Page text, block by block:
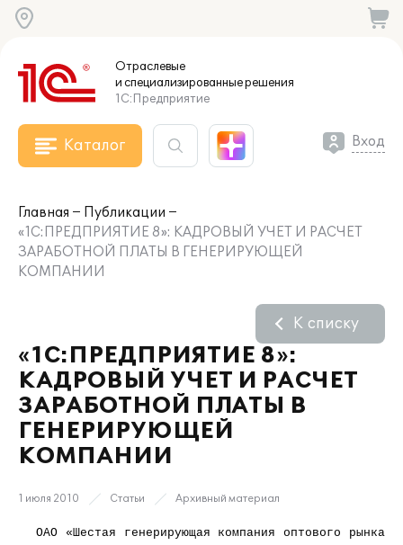
Отраслевые
и специализированныерешения
1С:Предприятие
Каталог Вход
Главная
Публикации
«1С:ПРЕДПРИЯТИЕ 8»: КАДРОВЫЙ УЧЕТ И РАСЧЕТ
ЗАРАБОТНОЙ ПЛАТЫ В ГЕНЕРИРУЮЩЕЙ
КОМПАНИИ
«1С:ПРЕДПРИЯТИЕ 8»:
КАДРОВЫЙ УЧЕТ И РАСЧЕТ
ЗАРАБОТНОЙ ПЛАТЫ В
ГЕНЕРИРУЮЩЕЙ
КОМПАНИИ
К списку
1 июля 2010 Статьи Архивный материал
ОАО «Шестая генерирующая компания оптового рынка